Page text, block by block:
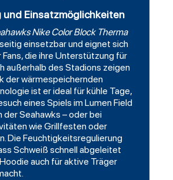
und Einsatzmöglichkeiten
Nike Color Block Therma
einsetzbar und eignet sich
die ihre Unterstützung für
außerhalb des Stadions zeigen
der wärmespeichernden
ist er ideal für kühle Tage,
eines Spiels im Lumen Field
der Seahawks – oder bei
wie Grillfesten oder
Die Feuchtigkeitsregulierung
Schweiß schnell abgeleitet
auch für aktive Träger